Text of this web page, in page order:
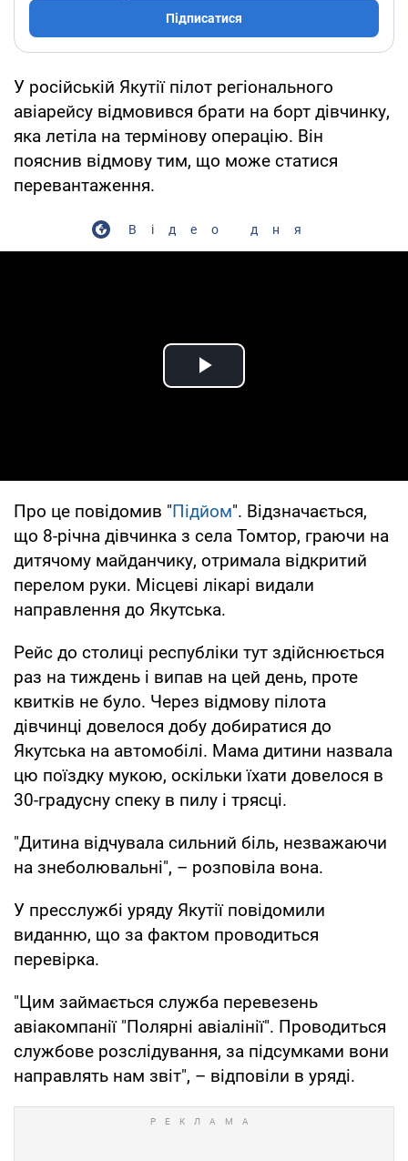
Підписатися
У російській Якутії пілот регіонального
авіарейсу відмовився брати на борт дівчинку,
яка летіла на термінову операцію. Він
пояснив відмову тим, що може статися
перевантаження.
Відео дня
Play Video
Про це повідомив "Підйом". Відзначається,
що 8-річна дівчинка з села Томтор, граючи на
дитячому майданчику, отримала відкритий
перелом руки. Місцеві лікарі видали
направлення до Якутська.
Рейс до столиці республіки тут здійснюється
раз на тиждень і випав на цей день, проте
квитків не було. Через відмову пілота
дівчинці довелося добу добиратися до
Якутська на автомобілі. Мама дитини назвала
цю поїздку мукою, оскільки їхати довелося в
30-градусну спеку в пилу і трясці.
"Дитина відчувала сильний біль, незважаючи
на знеболювальні", – розповіла вона.
У пресслужбі уряду Якутії повідомили
виданню, що за фактом проводиться
перевірка.
"Цим займається служба перевезень
авіакомпанії "Полярні авіалінії". Проводиться
службове розслідування, за підсумками вони
направлять нам звіт", – відповіли в уряді.